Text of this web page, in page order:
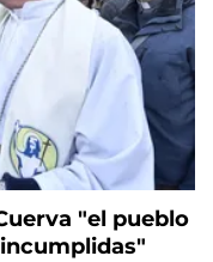
"el pueblo